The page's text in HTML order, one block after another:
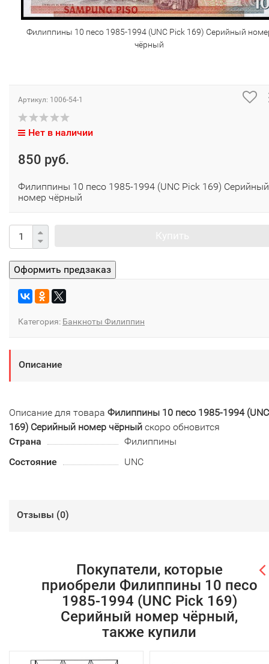
Филиппины 10 песо 1985-1994 (UNC Pick 169) Серийный
чёрный
Артикул: 1006-54-1
Нет в наличии
850 руб.
Филиппины 10 песо 1985-1994 (UNC Pick 169) Серийный
номер чёрный
Категория: Банкноты Филиппин
Описание
Описание для товара Филиппины 10 песо 1985-1994
169) Серийный номер чёрный скоро обновится
Страна
Филиппины
Состояние
UNC
Отзывы (0)
Покупатели, которые
приобрели Филиппины 10 песо
1985-1994 (UNC Pick 169)
Серийный номер чёрный,
также купили